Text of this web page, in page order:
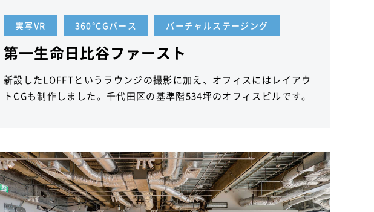
実写VR 360°CGパース バーチャルステージング
第一生命日比谷ファースト
新設したLOFFTというラウンジの撮影に加え、オフィスにはレイアウ
トCGも制作しました。千代田区の基準階534坪のオフィスビルです。